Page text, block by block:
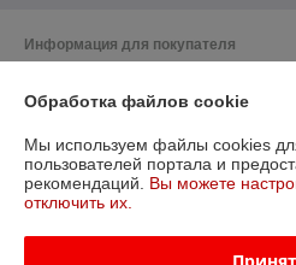
Информация для покупателя
220104, г. Минск, ул. М. Лынькова, д.17,
Регистрационный номер ЕГР:
УНП: 191753621
Дата регистрации компании: 11.08.2011
Обработка файлов cookie
Мы используем файлы cookies
пользователей портала и
рекомендаций. Вы можете
отключить их.